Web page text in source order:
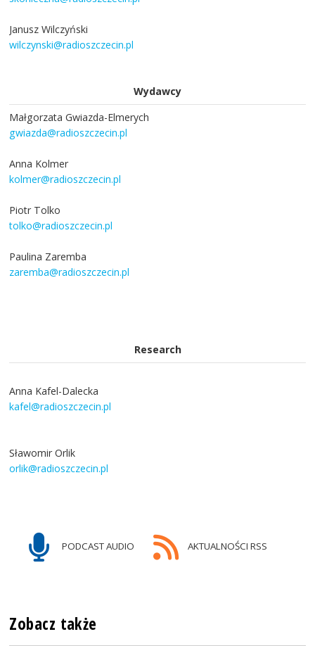
Janusz Wilczyński
wilczynski@radioszczecin.pl
Wydawcy
Małgorzata Gwiazda-Elmerych
gwiazda@radioszczecin.pl
Anna Kolmer
kolmer@radioszczecin.pl
Piotr Tolko
tolko@radioszczecin.pl
Paulina Zaremba
zaremba@radioszczecin.pl
Research
Anna Kafel-Dalecka
kafel@radioszczecin.pl
Sławomir Orlik
orlik@radioszczecin.pl
PODCAST AUDIO AKTUALNOŚCI RSS
Zobacz także